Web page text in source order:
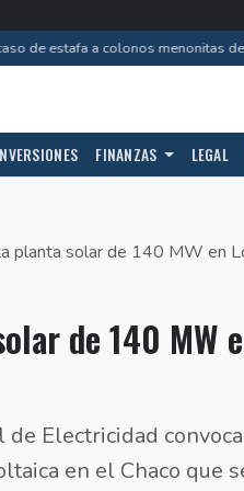
de estafa a colonos menonitas del
FINANZAS LEGAL
planta solar de 140 MW en
de 140 MW
Electricidad
en el Chaco que